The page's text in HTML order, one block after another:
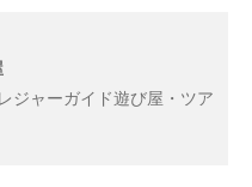
ジャーガイド遊び屋・ツア